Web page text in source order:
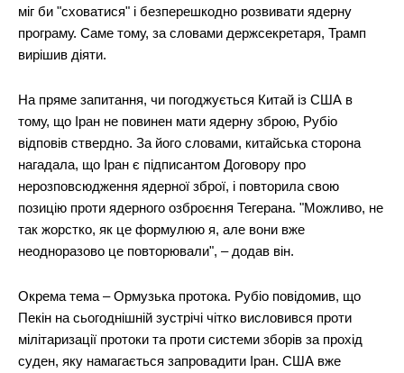
міг би "сховатися" і безперешкодно розвивати ядерну
програму. Саме тому, за словами держсекретаря, Трамп
вирішив діяти.
На пряме запитання, чи погоджується Китай із США в
тому, що Іран не повинен мати ядерну зброю, Рубіо
відповів ствердно. За його словами, китайська сторона
нагадала, що Іран є підписантом Договору про
нерозповсюдження ядерної зброї, і повторила свою
позицію проти ядерного озброєння Тегерана. "Можливо, не
так жорстко, як це формулюю я, але вони вже
неодноразово це повторювали", – додав він.
Окрема тема – Ормузька протока. Рубіо повідомив, що
Пекін на сьогоднішній зустрічі чітко висловився проти
мілітаризації протоки та проти системи зборів за прохід
суден, яку намагається запровадити Іран. США вже